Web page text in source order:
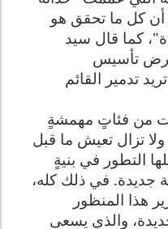
أن كل ما تحقق هو
كما قال سيد
تأسيس
تدمير القائم
من فئاتٍ مهمشةٍ
تزال تعيش ما قبل
التطور في بنيةٍ
جديدة. في ذلك كله،
هذا المنظور
والذي يسعى